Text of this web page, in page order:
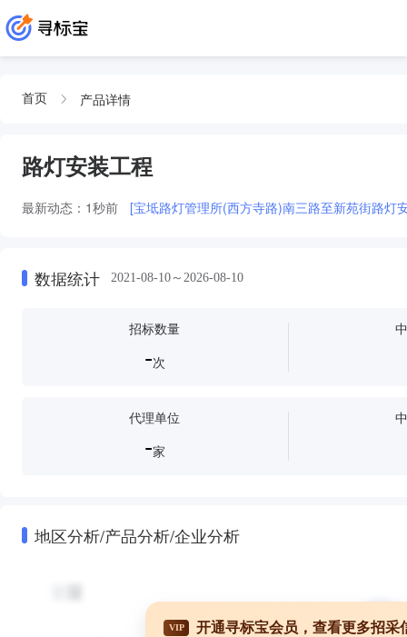
首页 产品详情
路灯安装工程
最新动态： 1秒前 [宝坻路灯管理所(西方寺路)南三路至新苑街路灯
数据统计 2021-08-10～2026-08-10
招标数量
-次
代理单位
-家
地区分析/产品分析/企业分析
VIP 开通寻标宝会员，查看更多招采